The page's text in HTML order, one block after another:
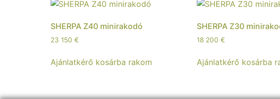
SHERPA Z40 minirakodó
23 150 €
Ajánlatkérő kosárba rakom
SHERPA Z30
18 200 €
Ajánlatkérő kosárba